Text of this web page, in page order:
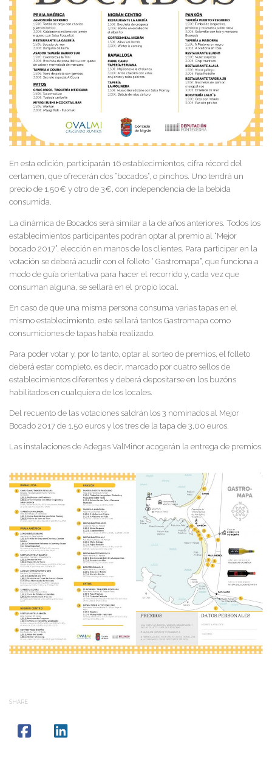
En esta edición, participarán 16 establecimientos, cifra récord del
certamen, que ofrecerán dos “bocados”, o pinchos. Uno tendrá un
precio de 1,50€ y otro de 3€, con independencia de la bebida
consumida.
La dinámica de Bocados será similar a la de años anteriores. Todos los
establecimientos participantes podrán optar al premio al “Mejor
bocado 2017”, elección en manos de los clientes. Para participar en la
votación se deberá acudir con el folleto “ Gastromapa”, que funciona a
modo de guía orientativa para hacer el recorrido y, cada vez que
consuman alguna, se sellará en el propio local.
En caso de que una misma persona consuma varias tapas en el
mismo establecimiento, este sellará tantos Gastromapa como
consumiciones de tapas había realizado.
Para poder votar y, por lo tanto, optar al sorteo de premios, el folleto
deberá estar completo, es decir, marcado por cuatro sellos de
establecimientos diferentes y deberá depositarse en los buzóns
habilitados en cualquiera de los locales.
Del recuento de las votaciones saldrán los 3 nominados al Mejor
Bocado 2017 de 1,50 euros y los tres de la tapa de 3,00 euros.
Las instalaciones de Adegas ValMiñor acogerán la entrega de premios.
SHARE